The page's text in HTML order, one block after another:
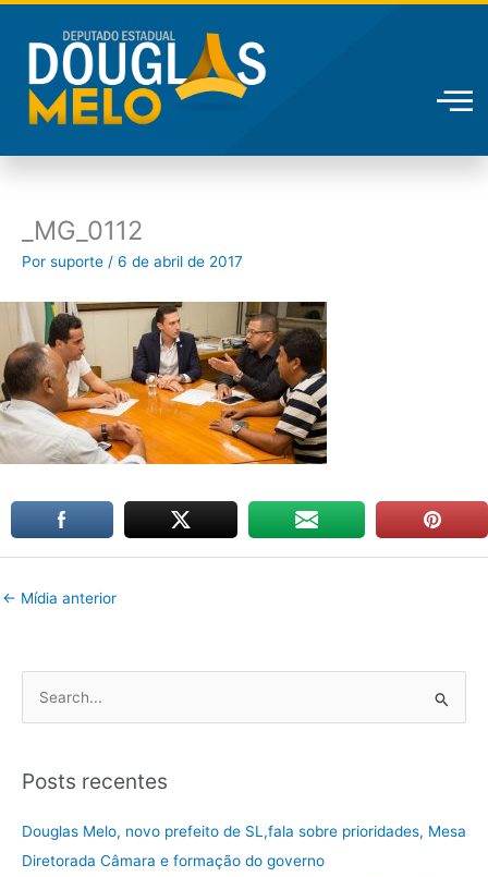
conteúdo
_MG_0112
Por suporte / 6 de abril de 2017
← Mídia anterior
qPosts recentes
Douglas Melo, novo prefeito de SL,fala sobre prioridades, Mesa
Diretorada Câmara e formação do governo